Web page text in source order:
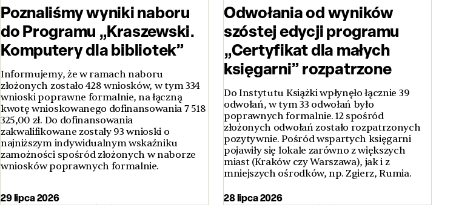
Poznaliśmy wyniki naboru
do Programu „Kraszewski.
Komputery dla bibliotek”
Informujemy, że w ramach naboru
złożonych zostało 428 wniosków, w tym 334
wnioski poprawne formalnie, na łączną
kwotę wnioskowanego dofinansowania 7 518
325,00 zł. Do dofinansowania
zakwalifikowane zostały 93 wnioski o
najniższym indywidualnym wskaźniku
zamożności spośród złożonych w naborze
wniosków poprawnych formalnie.
29 lipca 2026
Odwołania od wyników
szóstej edycji programu
„Certyfikat dla małych
księgarni” rozpatrzone
Do Instytutu Książki wpłynęło łącznie 39
odwołań, w tym 33 odwołań było
poprawnych formalnie. 12 spośród
złożonych odwołań zostało rozpatrzonych
pozytywnie. Pośród wspartych księgarni
pojawiły się lokale zarówno z większych
miast (Kraków czy Warszawa), jak i z
mniejszych ośrodków, np. Zgierz, Rumia.
28 lipca 2026